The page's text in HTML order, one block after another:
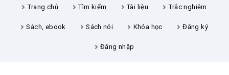
Trang chủ Tìm kiếm Tài liệu Trắc nghiệm
Sách, ebook Sách nói Khóa học Đăng ký
Đăng nhập